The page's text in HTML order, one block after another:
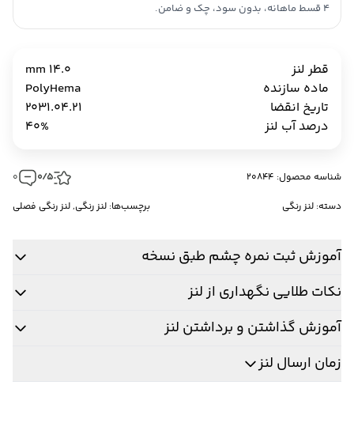
4 قسط ماهانه، بدون سود، چک و ضامن.
قطر لنز
14.0 mm
ماده سازنده
PolyHema
تاریخ انقضا
2031.04.21
درصد آب لنز
40%
شناسه محصول: 20844 0/5
0
دسته: لنز رنگی برچسب‌ها: لنز رنگی,لنز رنگی فصلی
آموزش ثبت نمره چشم طبق نسخه
نکات طلایی نگهداری از لنز
آموزش گذاشتن و برداشتن لنز
زمان ارسال لنز